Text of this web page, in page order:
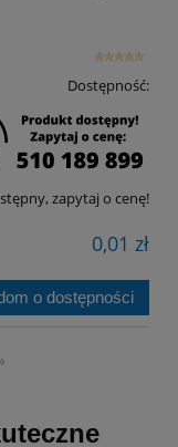
Dostępność:
zapytaj o cenę!
0,01 zł
o dostępności